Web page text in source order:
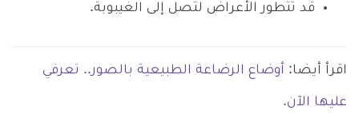
قد تتطور الأعراض لتصل إلى الغيبوبة.
اقرأ أيضا: أوضاع الرضاعة الطبيعية بالصور.. تعرفي
عليها الآن.